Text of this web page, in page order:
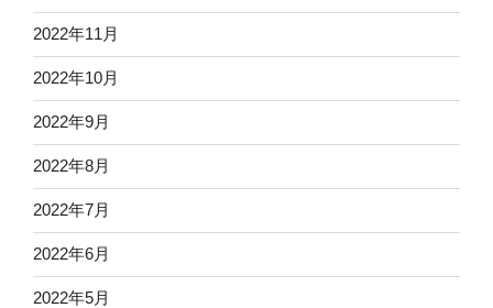
2022年11月
2022年10月
2022年9月
2022年8月
2022年7月
2022年6月
2022年5月